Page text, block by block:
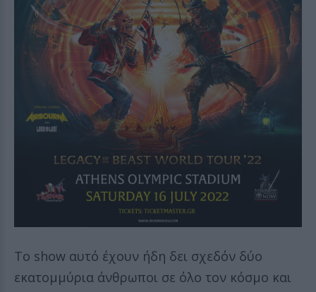
Το show αυτό έχουν ήδη δει σχεδόν δύο
εκατομμύρια άνθρωποι σε όλο τον κόσμο και